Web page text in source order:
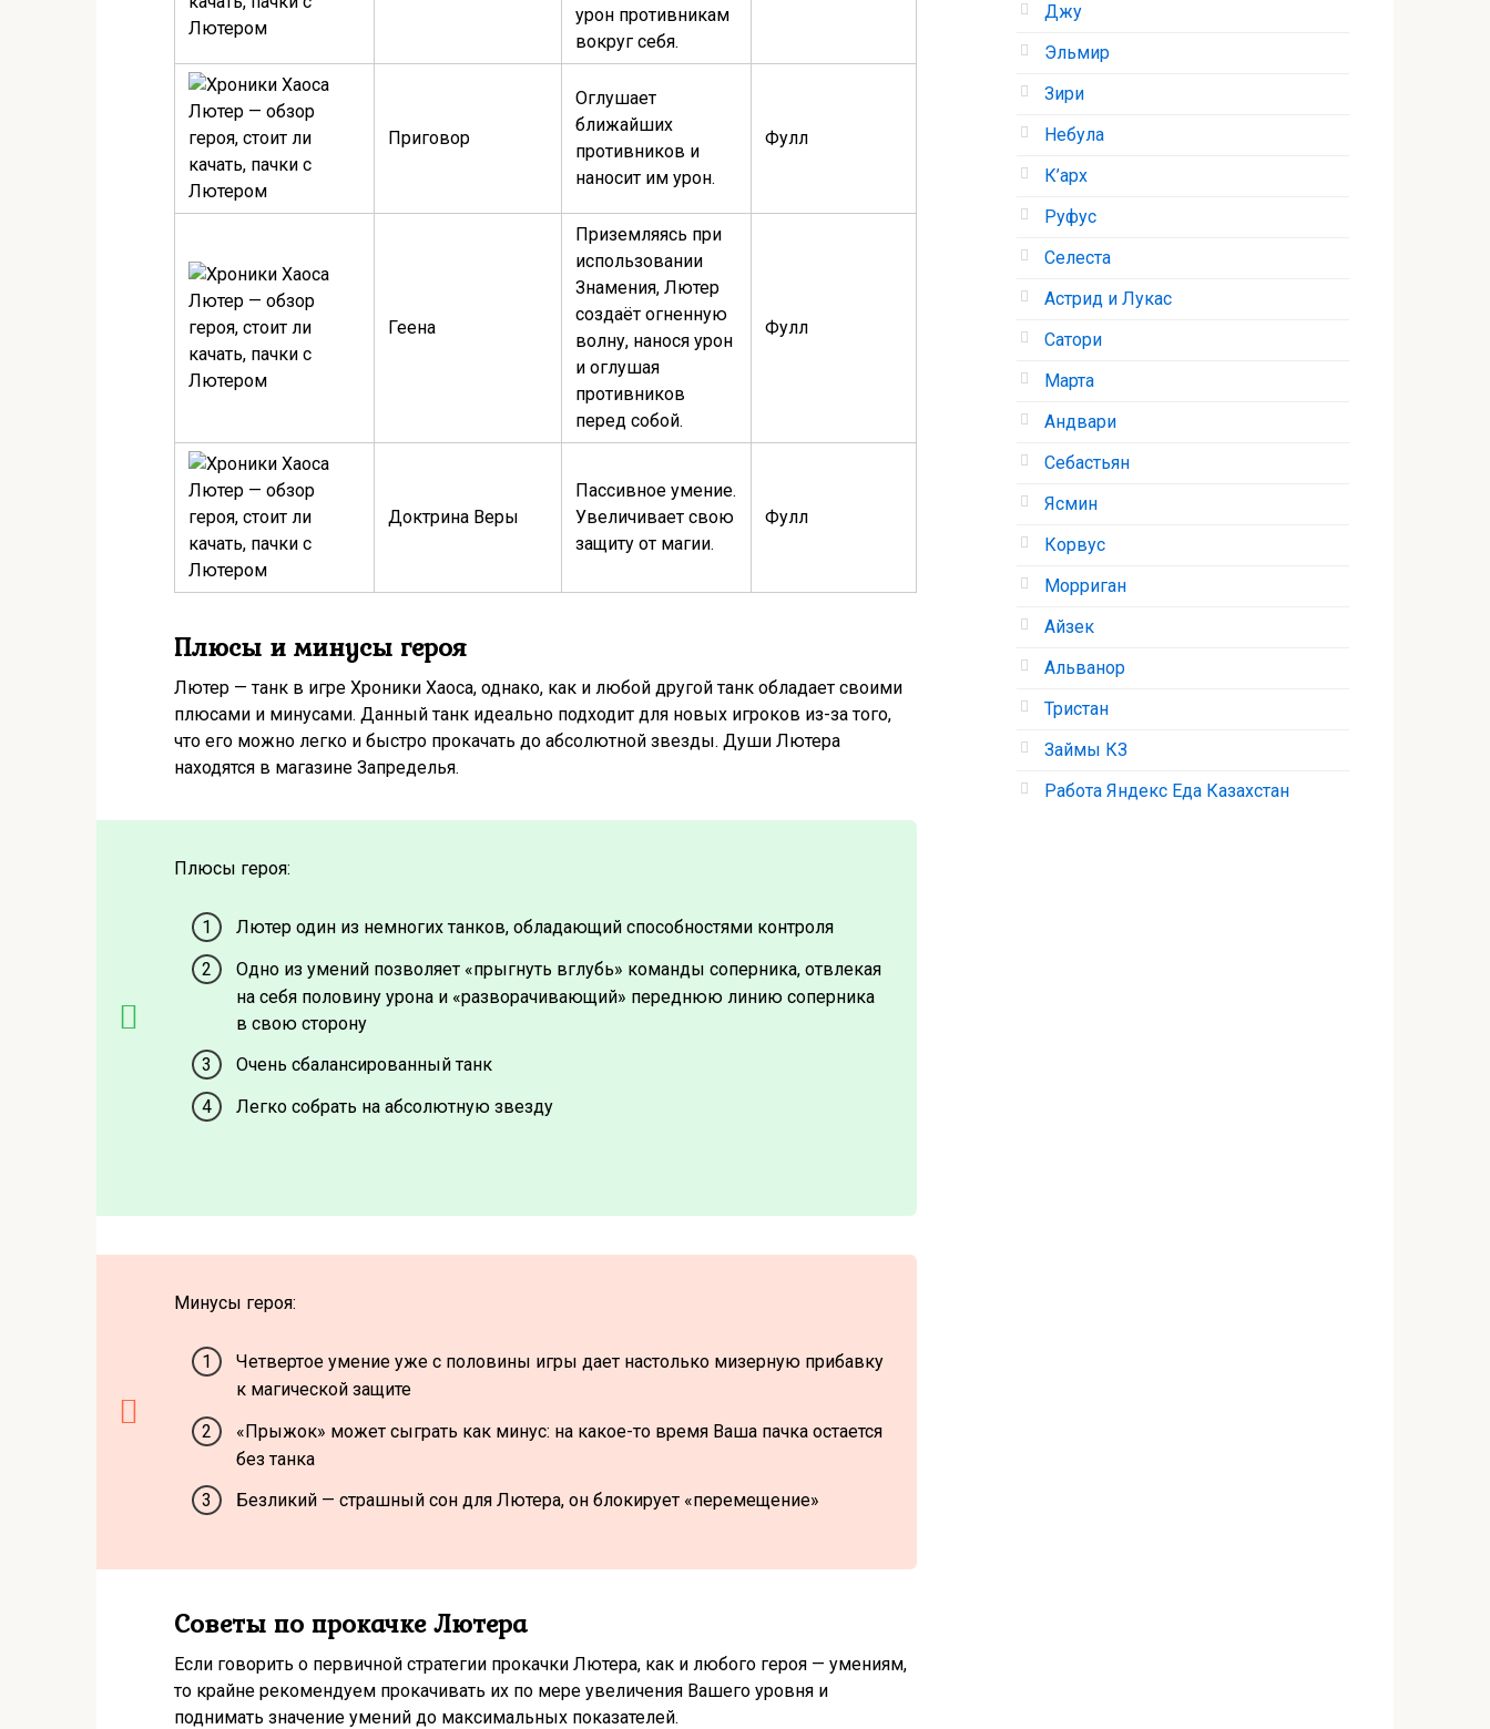
урон противникам
вокруг себя.
Приговор
Оглушает
ближайших
противников и
наносит им урон.
Фулл
Геена
Приземляясь при
использовании
Знамения, Лютер
создаёт огненную
волну, нанося урон
и оглушая
противников
перед собой.
Фулл
Доктрина Веры
Пассивное умение.
Увеличивает свою
защиту от магии.
Фулл
Плюсы и минусы героя
Лютер — танк в игре Хроники Хаоса, однако, как и любой другой танк обладает своими
плюсами и минусами. Данный танк идеально подходит для новых игроков из-за того,
что его можно легко и быстро прокачать до абсолютной звезды. Души Лютера
находятся в магазине Запределья.
Плюсы героя:
Лютер один из немногих танков, обладающий способностями контроля
Одно из умений позволяет «прыгнуть вглубь» команды соперника, отвлекая
на себя половину урона и «разворачивающий» переднюю линию соперника
в свою сторону
Очень сбалансированный танк
Легко собрать на абсолютную звезду
Минусы героя:
Четвертое умение уже с половины игры дает настолько мизерную прибавку
к магической защите
«Прыжок» может сыграть как минус: на какое-то время Ваша пачка остается
без танка
Безликий — страшный сон для Лютера, он блокирует «перемещение»
Советы по прокачке Лютера
Если говорить о первичной стратегии прокачки Лютера, как и любого героя — умениям,
то крайне рекомендуем прокачивать их по мере увеличения Вашего уровня и
поднимать значение умений до максимальных показателей.
Джу
Эльмир
Зири
Небула
К’арх
Руфус
Селеста
Астрид и Лукас
Сатори
Марта
Андвари
Себастьян
Ясмин
Корвус
Морриган
Айзек
Альванор
Тристан
Займы КЗ
Работа Яндекс Еда Казахстан